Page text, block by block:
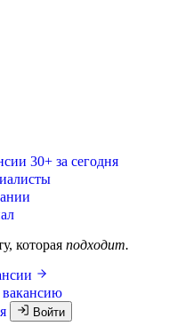
30+ за сегодня
которая подходит.
вакансию
Войти